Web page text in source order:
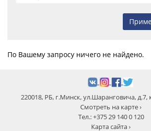
По Вашему запросу ничего не найдено.
220018, РБ, г.Минск, ул.Шаранговича, д.7,
Смотреть на карте ›
Тел.: +375 29 140 0 120
Карта сайта ›